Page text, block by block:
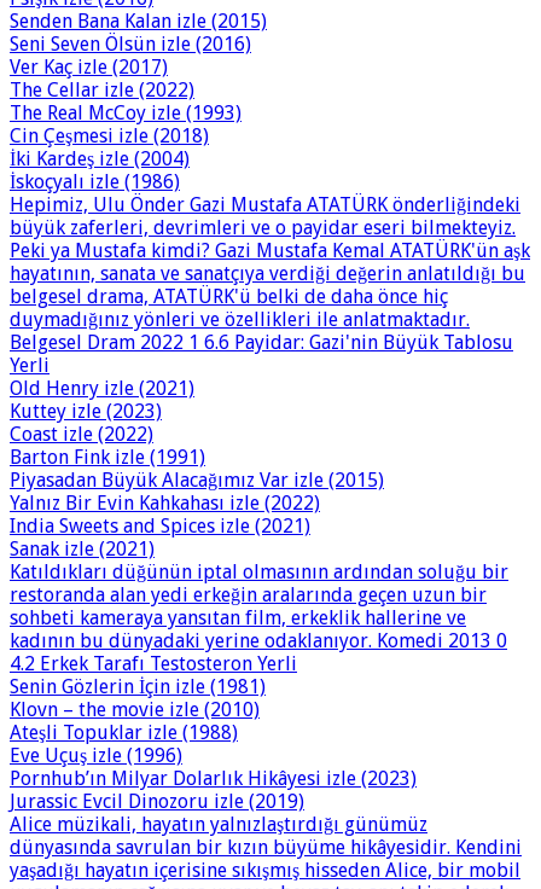
Senden Bana Kalan izle (2015)
Seni Seven Ölsün izle (2016)
Ver Kaç izle (2017)
The Cellar izle (2022)
The Real McCoy izle (1993)
Cin Çeşmesi izle (2018)
İki Kardeş izle (2004)
İskoçyalı izle (1986)
Hepimiz, Ulu Önder Gazi Mustafa ATATÜRK önderliğindeki
büyük zaferleri, devrimleri ve o payidar eseri bilmekteyiz.
Peki ya Mustafa kimdi? Gazi Mustafa Kemal ATATÜRK'ün aşk
hayatının, sanata ve sanatçıya verdiği değerin anlatıldığı bu
belgesel drama, ATATÜRK'ü belki de daha önce hiç
duymadığınız yönleri ve özellikleri ile anlatmaktadır.
Belgesel Dram 2022 1 6.6 Payidar: Gazi'nin Büyük Tablosu
Yerli
Old Henry izle (2021)
Kuttey izle (2023)
Coast izle (2022)
Barton Fink izle (1991)
Piyasadan Büyük Alacağımız Var izle (2015)
Yalnız Bir Evin Kahkahası izle (2022)
India Sweets and Spices izle (2021)
Sanak izle (2021)
Katıldıkları düğünün iptal olmasının ardından soluğu bir
restoranda alan yedi erkeğin aralarında geçen uzun bir
sohbeti kameraya yansıtan film, erkeklik hallerine ve
kadının bu dünyadaki yerine odaklanıyor. Komedi 2013 0
4.2 Erkek Tarafı Testosteron Yerli
Senin Gözlerin İçin izle (1981)
Klovn – the movie izle (2010)
Ateşli Topuklar izle (1988)
Eve Uçuş izle (1996)
Pornhub’ın Milyar Dolarlık Hikâyesi izle (2023)
Jurassic Evcil Dinozoru izle (2019)
Alice müzikali, hayatın yalnızlaştırdığı günümüz
dünyasında savrulan bir kızın büyüme hikâyesidir. Kendini
yaşadığı hayatın içerisine sıkışmış hisseden Alice, bir mobil